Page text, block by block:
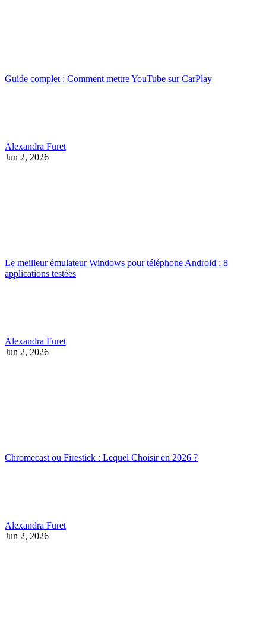
Guide complet : Comment mettre YouTube sur CarPlay
Alexandra Furet
Jun 2, 2026
Le meilleur émulateur Windows pour téléphone Android : 8
applications testées
Alexandra Furet
Jun 2, 2026
Chromecast ou Firestick : Lequel Choisir en 2026 ?
Alexandra Furet
Jun 2, 2026